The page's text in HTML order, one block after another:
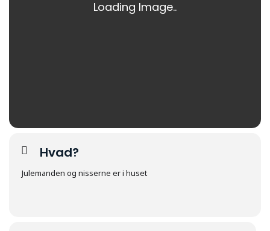
Hvad?
Julemanden og nisserne er i huset